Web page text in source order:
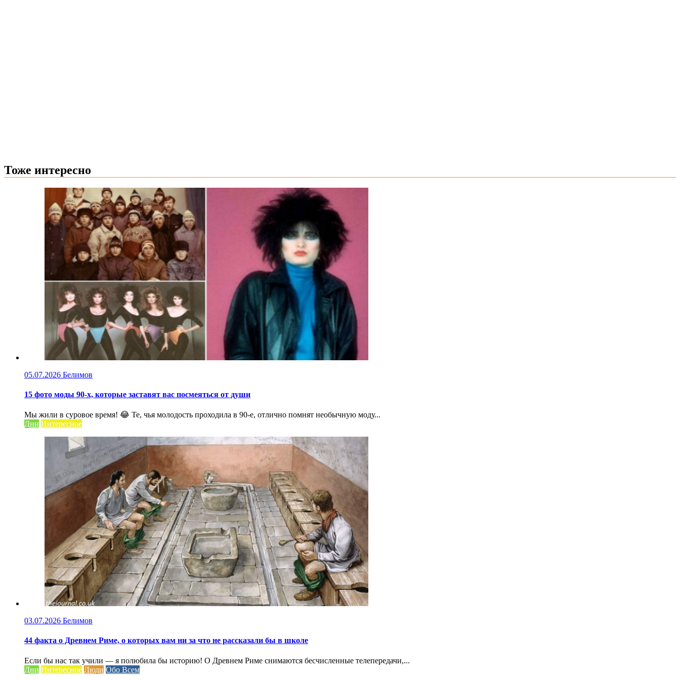
Тоже интересно
05.07.2026 Белимов
15 фото моды 90-х, которые заставят вас посмеяться от души
Мы жили в суровое время! 😂 Те, чья молодость проходила в 90-е, отлично помнят необычную моду...
Дни Интересное
03.07.2026 Белимов
44 факта о Древнем Риме, о которых вам ни за что не рассказали бы в школе
Если бы нас так учили — я полюбила бы историю! О Древнем Риме снимаются бесчисленные телепередачи,...
Дни Интересное Люди Обо Всем